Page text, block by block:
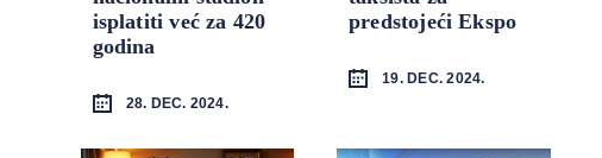
isplatiti već za 420
godina
28. DEC. 2024.
predstojeći Ekspo
19. DEC. 2024.